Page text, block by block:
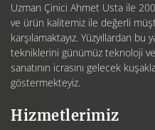
Uzman Çinici Ahmet Usta ile
ve ürün kalitemiz ile değerli
karşılamaktayız. Yüzyıllardan
tekniklerini günümüz teknoloji
sanatının icrasını gelecek
göstermekteyiz.
Hizmetlerimiz